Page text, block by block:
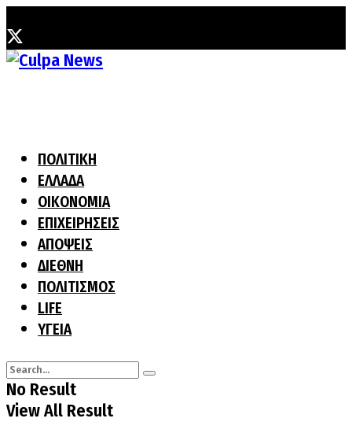
ΠΟΛΙΤΙΚΗ
ΕΛΛΑΔΑ
ΟΙΚΟΝΟΜΙΑ
ΕΠΙΧΕΙΡΗΣΕΙΣ
ΑΠΟΨΕΙΣ
ΔΙΕΘΝΗ
ΠΟΛΙΤΙΣΜΟΣ
LIFE
ΥΓΕΙΑ
No Result
View All Result